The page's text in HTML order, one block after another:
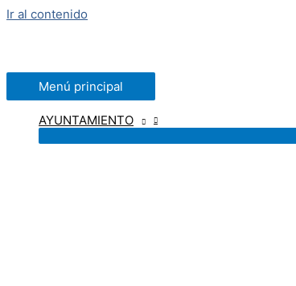
Ir al contenido
Menú principal
AYUNTAMIENTO